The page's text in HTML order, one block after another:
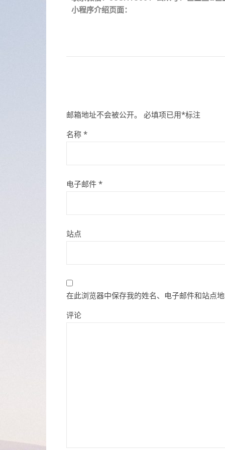
小程序介绍页面：
邮箱地址不会被公开。 必填项已用*标注
名称 *
电子邮件 *
站点
在此浏览器中保存我的姓名、电子邮件和站点
评论